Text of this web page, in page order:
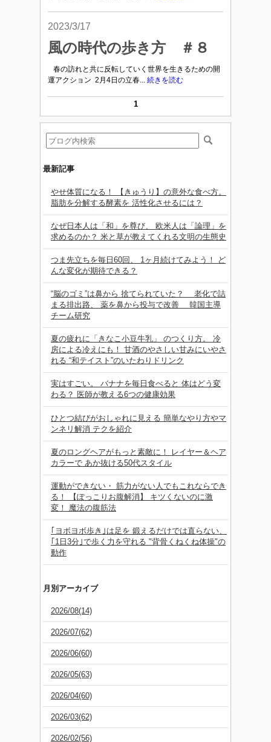
2023/3/17
風の時代の歩き方 ＃８
春の訪れと共に反転していく世界を生きるための開
運アクション 2月4日の立春... 続きを読む
1
最新記事
やせ体質になる！ 【きゅうり】の意外な食べ方。
脂肪を分解する酵素を 活性化させるには？
なぜ日本人は「和」を尊び、 欧米人は「論理」を
求めるのか？ 米と草が教えてくれる文明の生態史
つま先立ちを毎日60回、 1ヶ月続けてみよう！ ど
んな変化が期待できる？
“脳のゴミ”は鼻から 捨てられていた？ 老化で詰
まる排出路、 薬を鼻から投与で改善 韓国主導
チーム研究
夏の疲れに「きなこ小豆牛乳」 のつくり方。 冷
房による冷えにも！ 甘酒のやさしい甘みにいやさ
れる “和テイスト”のいたわりドリンク
実はすごい。 バナナを毎日食べると 体はどう変
わる？ 医師が教える6つの健康効果
ひとつ結びがおしゃれに見える 簡単なやり方やマ
ンネリ解消 テクを紹介
夏のロングヘアがもっと素敵に！ レイヤー＆ヘア
カラーで あか抜ける50代スタイル
運動ができない・ 筋力がない人でもこれならでき
る！ 【ぽっこりお腹解消】 キツくないのに激
変！ 魔法の腹筋法
｢ヨボヨボ歩き｣は足を 鍛えるだけでは直らない、
｢1日3分｣で歩く力を守れる "背骨くねくね体操"の
動作
月別アーカイブ
2026/08(14)
2026/07(62)
2026/06(60)
2026/05(63)
2026/04(60)
2026/03(62)
2026/02(56)